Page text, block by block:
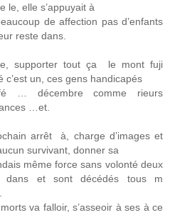
le, elle s’appuyait à
de affection pas d’enfants
reste dans.
supporter tout ça le mont fuji
c’est un, ces gens handicapés
… décembre comme rieurs
…et.
arrêt à, charge d’images et
survivant, donner sa
même force sans volonté deux
dans et sont décédés tous m
va falloir, s’asseoir à ses à ce